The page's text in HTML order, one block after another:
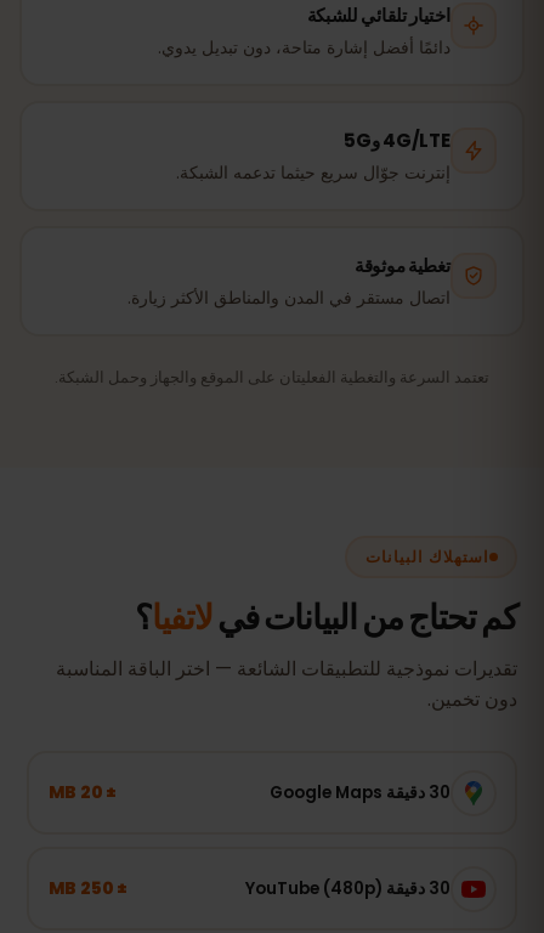
اختيار تلقائي للشبكة
دائمًا أفضل إشارة متاحة، دون تبديل يدوي.
4G/LTE و5G
إنترنت جوّال سريع حيثما تدعمه الشبكة.
تغطية موثوقة
اتصال مستقر في المدن والمناطق الأكثر زيارة.
تعتمد السرعة والتغطية الفعليتان على الموقع والجهاز وحمل الشبكة.
استهلاك البيانات
كم تحتاج من البيانات فيلاتفيا؟
تقديرات نموذجية للتطبيقات الشائعة — اختر الباقة المناسبة
دون تخمين.
30 دقيقة Google Maps ± 20 MB
30 دقيقة YouTube (480p) ± 250 MB